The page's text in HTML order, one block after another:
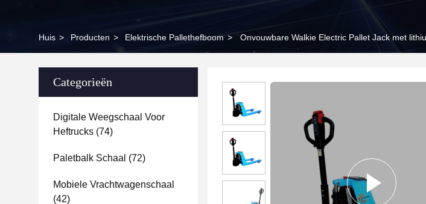
Huis > Producten > Elektrische Pallethefboom > Onvouwbare Walkie Electric Pallet Jack met
Categorieën
Digitale Weegschaal Voor
Heftrucks (74)
Paletbalk Schaal (72)
Mobiele Vrachtwagenschaal
(42)